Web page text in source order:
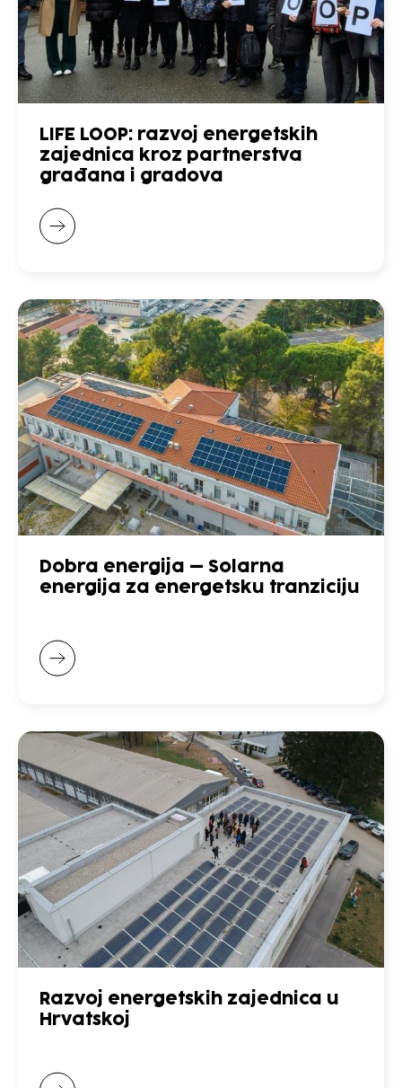
LIFE LOOP: razvoj energetskih
zajednica kroz partnerstva
građana i gradova
Dobra energija – Solarna
energija za energetsku tranziciju
Razvoj energetskih zajednica u
Hrvatskoj